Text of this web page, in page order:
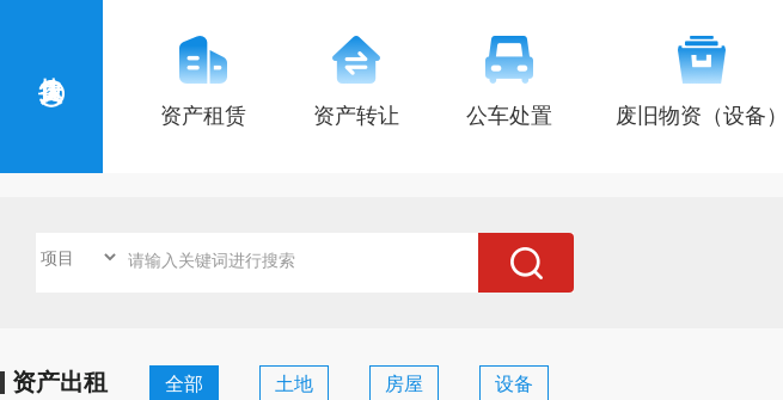
资产租赁 资产转让 公车处置 废旧物资（设备）
资产出租 全部 土地 房屋 设备